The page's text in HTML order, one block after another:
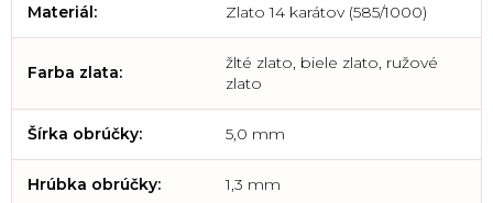
Materiál: Zlato 14 karátov (585/1000)
Farba zlata:
žlté zlato, biele zlato, ružové
zlato
Šírka obrúčky: 5,0 mm
Hrúbka obrúčky: 1,3 mm